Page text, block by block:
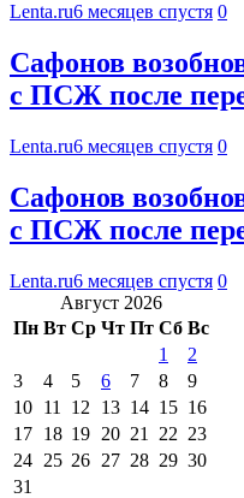
Lenta.ru6 месяцев спустя 0
Сафонов
с ПСЖ после
Lenta.ru6 месяцев спустя 0
Сафонов
с ПСЖ после
Lenta.ru6 месяцев спустя 0
Август 2026
Пн Вт Ср Чт Пт Сб Вс
1
2
3
4 5 6 7 8
9
10 11 12 13 14 15 16
17 18 19 20 21 22 23
24 25 26 27 28 29 30
31